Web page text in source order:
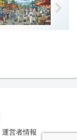
運営者情報